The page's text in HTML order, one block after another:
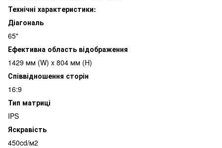
Технічні характеристики:
Діагональ
65"
Ефективна область відображення
1429 мм (W) x 804 мм (H)
Співвідношення сторін
16:9
Тип матриці
IPS
Яскравість
450cd/м2